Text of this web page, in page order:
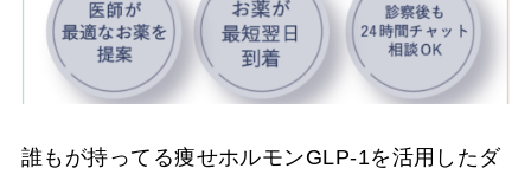
誰もが持ってる痩せホルモンGLP-1を活用したダ